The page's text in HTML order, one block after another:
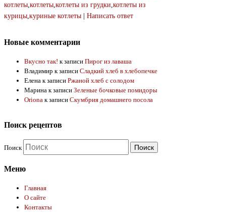
котлеты котлеты котлеты из грудки котлеты из
курицы куриные котлеты | Написать ответ
Новые комментарии
Вкусно так! к записи Пирог из лаваша
Владимир к записи Сладкий хлеб в хлебопечке
Елена к записи Ржаной хлеб с солодом
Марина к записи Зеленые бочковые помидоры
Oriona к записи Скумбрия домашнего посола
Поиск рецептов
Поиск
Меню
Главная
О сайте
Контакты